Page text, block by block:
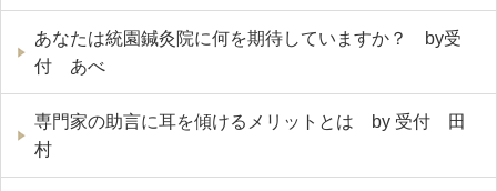
あなたは統園鍼灸院に何を期待していますか？ by受
付 あべ
専門家の助言に耳を傾けるメリットとは by 受付 田
村